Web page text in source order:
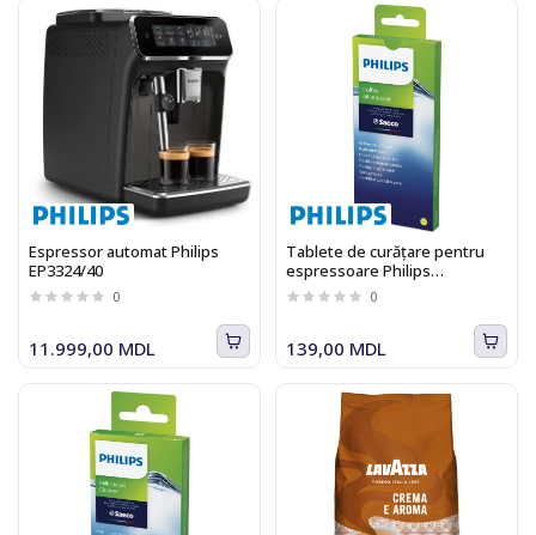
Espressor automat Philips
EP3324/40
0
11.999,00 MDL
Tablete de curățare pentru
espressoare Philips
CA6704/10 0
139,00 MDL